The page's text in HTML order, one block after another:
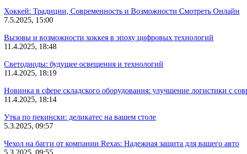
Хоккей: Традиции, Современность и Возможности Смотреть Онлайн
7.5.2025, 15:00
Вызовы и возможности хоккея в эпоху цифровых технологий
11.4.2025, 18:48
Светодиоды: будущее освещения и технологий
11.4.2025, 18:19
Новинка в сфере складского оборудования: улучшение логистики с
11.4.2025, 18:14
Утка по пекински: деликатес на вашем столе
5.3.2025, 09:57
Чехол на багги от компании Rexas: Надежная защита для вашего авто
5.3.2025, 09:55